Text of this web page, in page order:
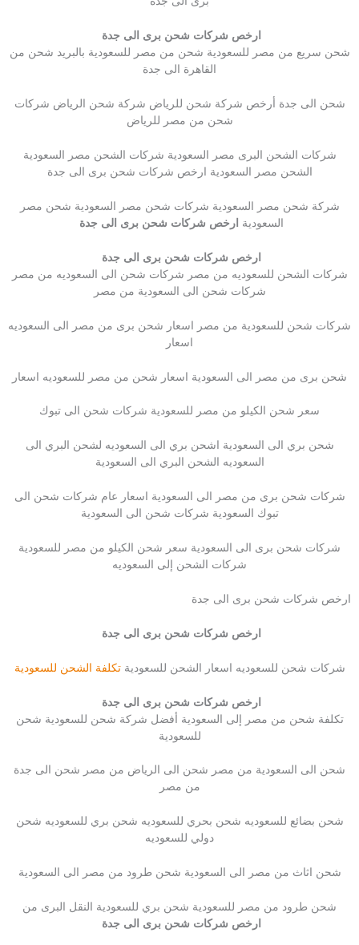
ارخص شركات شحن برى الى جدة
شحن سريع من مصر للسعودية شحن من مصر للسعودية بالبريد شحن من
القاهرة الى جدة
شحن الى جدة أرخص شركة شحن للرياض شركة شحن الرياض شركات
شحن من مصر للرياض
شركات الشحن البرى مصر السعودية شركات الشحن مصر السعودية
الشحن مصر السعودية ارخص شركات شحن برى الى جدة
شركة شحن مصر السعودية شركات شحن مصر السعودية شحن مصر
السعودية ارخص شركات شحن برى الى جدة
ارخص شركات شحن برى الى جدة
شركات الشحن للسعوديه من مصر شركات شحن الى السعوديه من مصر
شركات شحن الى السعودية من مصر
شركات شحن للسعودية من مصر اسعار شحن برى من مصر الى السعوديه
اسعار
شحن برى من مصر الى السعودية اسعار شحن من مصر للسعوديه اسعار
سعر شحن الكيلو من مصر للسعودية شركات شحن الى تبوك
شحن بري الى السعودية اشحن بري الى السعوديه لشحن البري الى
السعوديه الشحن البري الى السعودية
شركات شحن برى من مصر الى السعودية اسعار عام شركات شحن الى
تبوك السعودية شركات شحن الى السعودية
شركات شحن برى الى السعودية سعر شحن الكيلو من مصر للسعودية
شركات الشحن إلى السعوديه
ارخص شركات شحن برى الى جدة
ارخص شركات شحن برى الى جدة
شركات شحن للسعوديه اسعار الشحن للسعوديةتكلفة الشحن للسعودية
ارخص شركات شحن برى الى جدة
تكلفة شحن من مصر إلى السعودية أفضل شركة شحن للسعودية شحن
للسعودية
شحن الى السعودية من مصر شحن الى الرياض من مصر شحن الى جدة
من مصر
شحن بضائع للسعوديه شحن بحري للسعوديه شحن بري للسعوديه شحن
دولي للسعوديه
شحن اثاث من مصر الى السعودية شحن طرود من مصر الى السعودية
شحن طرود من مصر للسعودية شحن بري للسعودية النقل البرى من
ارخص شركات شحن برى الى جدة